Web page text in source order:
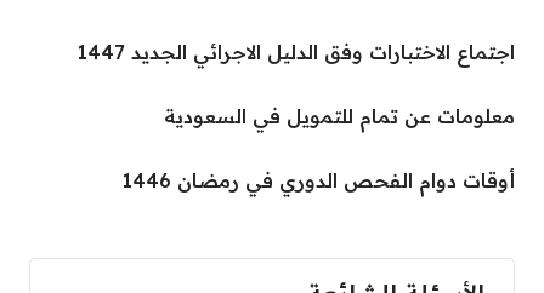
اجتماع الاختبارات وفق الدليل الاجرائي الجديد 1447
معلومات عن تمام للتمويل في السعودية
أوقات دوام الفحص الدوري في رمضان 1446